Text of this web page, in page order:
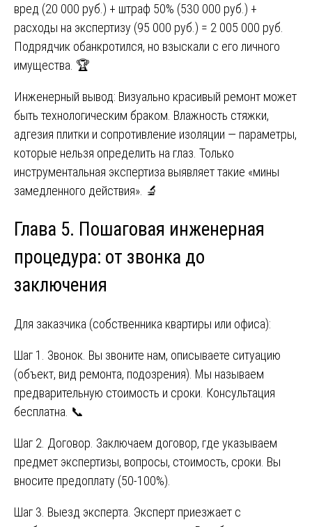
вред (20 000 руб.) + штраф 50% (530 000 руб.) +
расходы на экспертизу (95 000 руб.) = 2 005 000 руб.
Подрядчик обанкротился, но взыскали с его личного
имущества. 🏆
Инженерный вывод: Визуально красивый ремонт может
быть технологическим браком. Влажность стяжки,
адгезия плитки и сопротивление изоляции — параметры,
которые нельзя определить на глаз. Только
инструментальная экспертиза выявляет такие «мины
замедленного действия». 🔬
Глава 5. Пошаговая инженерная
процедура: от звонка до
заключения
Для заказчика (собственника квартиры или офиса):
Шаг 1. Звонок. Вы звоните нам, описываете ситуацию
(объект, вид ремонта, подозрения). Мы называем
предварительную стоимость и сроки. Консультация
бесплатна. 📞
Шаг 2. Договор. Заключаем договор, где указываем
предмет экспертизы, вопросы, стоимость, сроки. Вы
вносите предоплату (50-100%).
Шаг 3. Выезд эксперта. Эксперт приезжает с